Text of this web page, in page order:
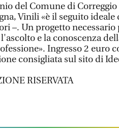
del Comune di Correggio
Vinili «è il seguito ideale
–. Un progetto
e la conoscenza
Ingresso 2 euro
consigliata sul sito di
RISERVATA